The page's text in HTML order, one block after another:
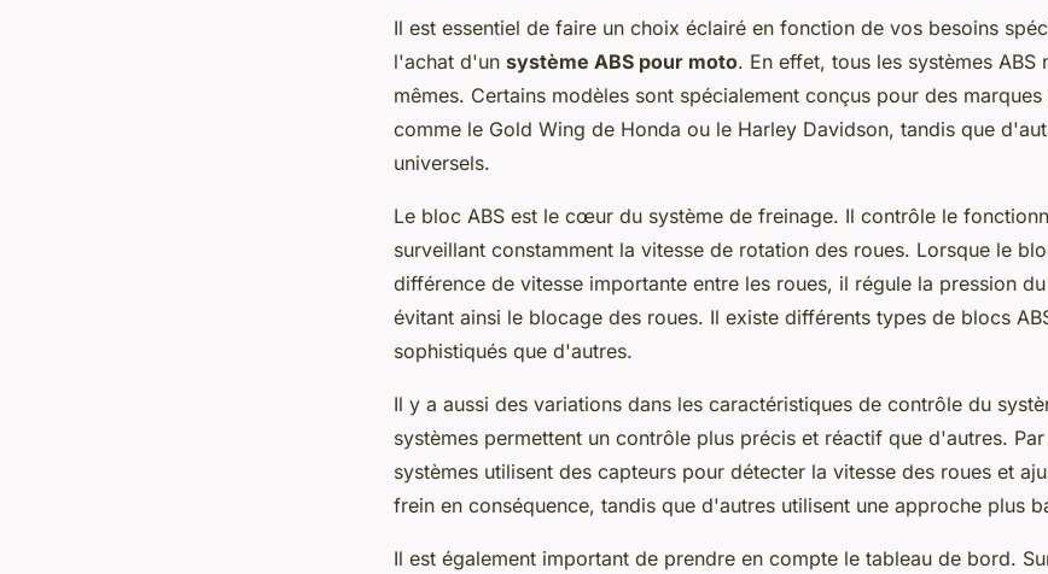
Il est essentiel de faire un choix éclairé en fonction de vos besoins
l'achat d'un système ABS pour moto. En effet, tous les systèmes ABS
mêmes. Certains modèles sont spécialement conçus pour des
comme le Gold Wing de Honda ou le Harley Davidson, tandis que
universels.
Le bloc ABS est le cœur du système de freinage. Il contrôle le
surveillant constamment la vitesse de rotation des roues. Lorsque le
différence de vitesse importante entre les roues, il régule la pression
évitant ainsi le blocage des roues. Il existe différents types de blocs
sophistiqués que d'autres.
Il y a aussi des variations dans les caractéristiques de contrôle du
systèmes permettent un contrôle plus précis et réactif que d'autres.
systèmes utilisent des capteurs pour détecter la vitesse des roues et
frein en conséquence, tandis que d'autres utilisent une approche plus
Il est également important de prendre en compte le tableau de bord.